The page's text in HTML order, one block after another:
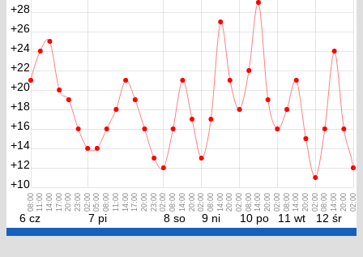
6 cz
08:0011:00 14:00 17:0020:00 23:00
7 pi
02:0005:00 08:00 11:00 14:0017:00 20:00 23:00
8 so
02:00 08:00 14:00 20:00
9 ni
02:00 08:00 14:0020:00
10 po
02:00 08:0014:00 20:00
11 wt
02:00 08:0014:00 20:00
12 śr
02:0008:00 14:00 20:00 02:00
+10
+12
+14
+16
+18
+20
+22
+24
+26
+28